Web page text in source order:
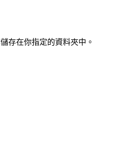
存在你指定的資料夾中。